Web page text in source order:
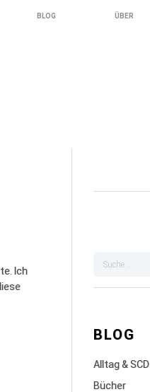
BLOG ÜBER
Ich
BLOG
Alltag & SCD
Bücher